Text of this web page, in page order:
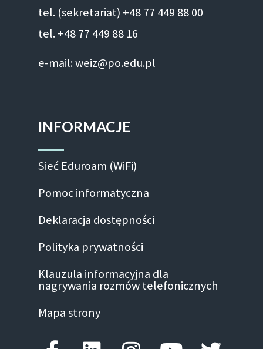
tel. (sekretariat) +48 77 449 88 00
tel. +48 77 449 88 16
e-mail: weiz@po.edu.pl
INFORMACJE
Sieć Eduroam (WiFi)
Pomoc informatyczna
Deklaracja dostępności
Polityka prywatności
Klauzula informacyjna dla
nagrywania rozmów telefonicznych
Mapa strony
Facebook-f
LinkedinInstagram
Youtube